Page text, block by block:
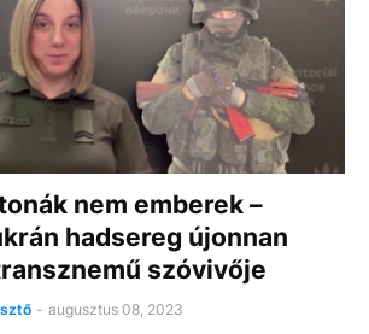
nem emberek –
hadsereg újonnan
szóvivője
- augusztus 08, 2023